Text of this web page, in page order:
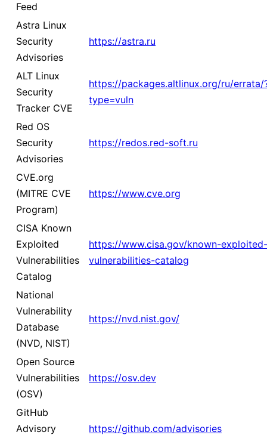
Feed
Astra Linux
Security
Advisories
https://astra.ru
ALT Linux
Security
Tracker CVE
https://packages.altlinux.org/ru/errata/
type=vuln
Red OS
Security
Advisories
https://redos.red-soft.ru
CVE.org
(MITRE CVE
Program)
https://www.cve.org
CISA Known
Exploited
Vulnerabilities
Catalog
https://www.cisa.gov/known-exploited-
vulnerabilities-catalog
National
Vulnerability
Database
(NVD, NIST)
https://nvd.nist.gov/
Open Source
Vulnerabilities
(OSV)
https://osv.dev
GitHub
Advisory
https://github.com/advisories